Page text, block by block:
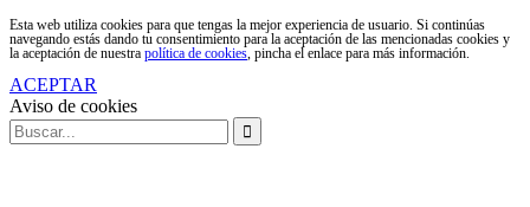
Esta web utiliza cookies para que tengas la mejor experiencia de usuario. Si continúas
navegando estás dando tu consentimiento para la aceptación de las mencionadas cookies y
la aceptación de nuestra política de cookies, pincha el enlace para más información.
ACEPTAR
Aviso de cookies